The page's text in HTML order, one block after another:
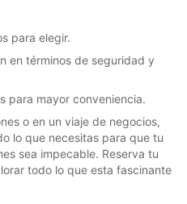
para elegir.
en términos de seguridad y
para mayor conveniencia.
o en un viaje de negocios,
lo que necesitas para que tu
sea impecable. Reserva tu
todo lo que esta fascinante